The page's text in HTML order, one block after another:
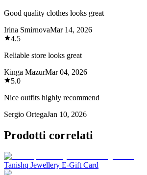
Good quality clothes looks great
Irina SmirnovaMar 14, 2026
4.5
Reliable store looks great
Kinga MazurMar 04, 2026
5.0
Nice outfits highly recommend
Sergio OrtegaJan 10, 2026
Prodotti correlati
Tanishq Jewellery E-Gift Card